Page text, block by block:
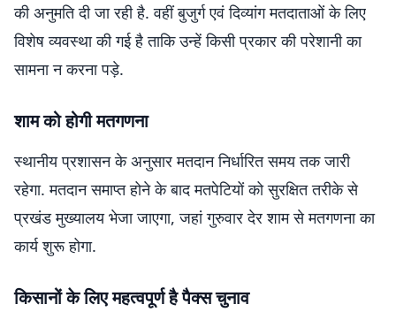
की अनुमति दी जा रही है. वहीं बुजुर्ग एवं दिव्यांग मतदाताओं के लिए
विशेष व्यवस्था की गई है ताकि उन्हें किसी प्रकार की परेशानी का
सामना न करना पड़े.
शाम को होगी मतगणना
स्थानीय प्रशासन के अनुसार मतदान निर्धारित समय तक जारी
रहेगा. मतदान समाप्त होने के बाद मतपेटियों को सुरक्षित तरीके से
प्रखंड मुख्यालय भेजा जाएगा, जहां गुरुवार देर शाम से मतगणना का
कार्य शुरू होगा.
किसानों के लिए महत्वपूर्ण है पैक्स चुनाव